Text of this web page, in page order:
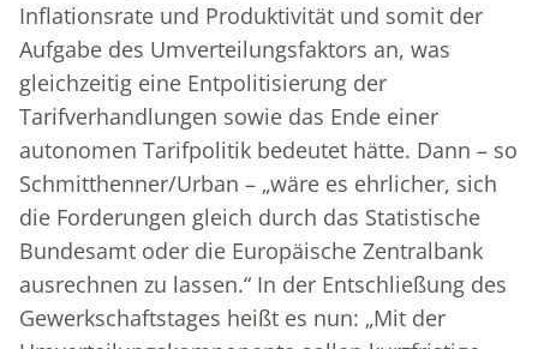
Inflationsrate und Produktivität und somit der
Aufgabe des Umverteilungsfaktors an, was
gleichzeitig eine Entpolitisierung der
Tarifverhandlungen sowie das Ende einer
autonomen Tarifpolitik bedeutet hätte. Dann – so
Schmitthenner/Urban – „wäre es ehrlicher, sich
die Forderungen gleich durch das Statistische
Bundesamt oder die Europäische Zentralbank
ausrechnen zu lassen.“ In der Entschließung des
Gewerkschaftstages heißt es nun: „Mit der